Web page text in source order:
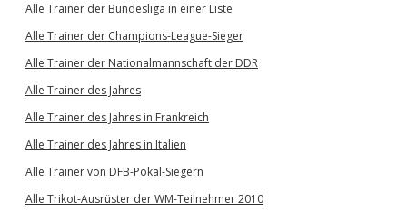
Alle Trainer der Bundesliga in einer Liste
Alle Trainer der Champions-League-Sieger
Alle Trainer der Nationalmannschaft der DDR
Alle Trainer des Jahres
Alle Trainer des Jahres in Frankreich
Alle Trainer des Jahres in Italien
Alle Trainer von DFB-Pokal-Siegern
Alle Trikot-Ausrüster der WM-Teilnehmer 2010